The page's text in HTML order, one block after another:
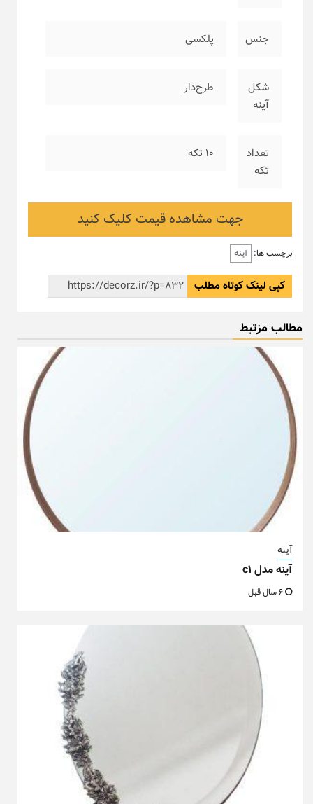
جنس پلکسی
شکل
آینه
طرح‌دار
تعداد
تکه
۱۰ تکه
جهت مشاهده قیمت کلیک کنید
برچسب ها: آینه
کپی لینک کوتاه مطلب
مطالب مزتبط
آینه
آینه مدل c1